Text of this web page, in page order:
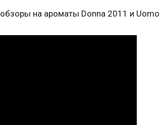
на ароматы Donna 2011 и